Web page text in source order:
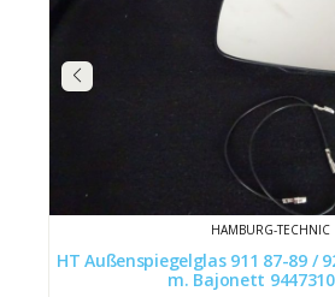
HAMBURG-TECHNIC
HT Außenspiegelglas 911 87-89 /
m. Bajonett